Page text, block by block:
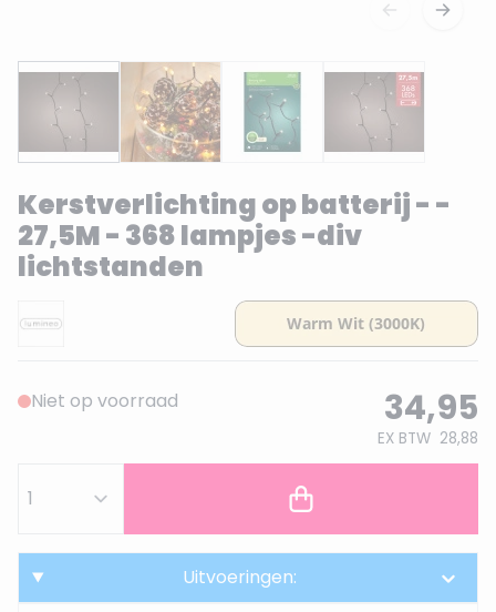
Kerstverlichting op batterij - -
27,5M - 368 lampjes -div
lichtstanden
Niet op voorraad 34,95
EX BTW 28,88
Uitvoeringen: